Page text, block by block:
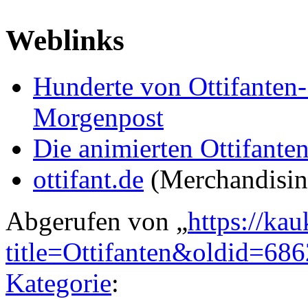
Weblinks
Hunderte von
Morgenpost
Die animierten
ottifant.de
Abgerufen von „https://
Kategorie: